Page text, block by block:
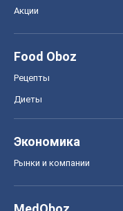
Акции
Food Oboz
Рецепты
Диеты
Экономика
Рынки и компании